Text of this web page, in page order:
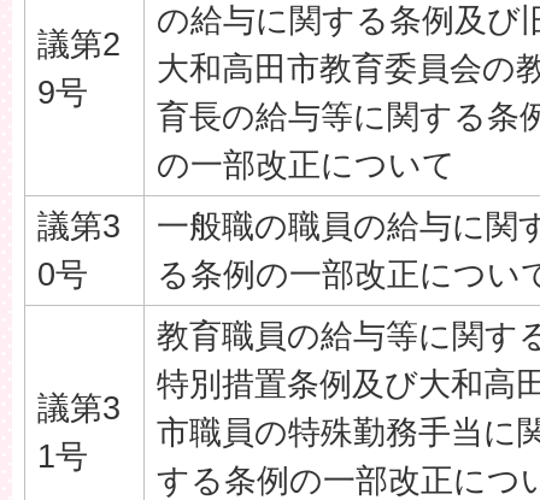
議第2
9号
の給与に関する条例及び
大和高田市教育委員会の
育長の給与等に関する条
の一部改正について
議第3
0号
一般職の職員の給与に関
る条例の一部改正につい
議第3
1号
教育職員の給与等に関す
特別措置条例及び大和高
市職員の特殊勤務手当に
する条例の一部改正につ